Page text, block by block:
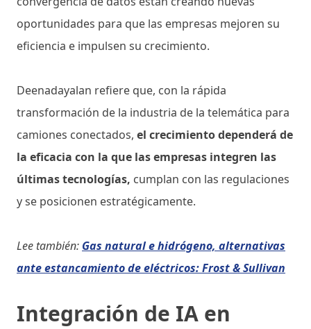
oportunidades para que las empresas mejoren su
eficiencia e impulsen su crecimiento.
Deenadayalan refiere que, con la rápida
transformación de la industria de la telemática para
camiones conectados, el crecimiento dependerá de
la eficacia con la que las empresas integren las
últimas tecnologías, cumplan con las regulaciones
y se posicionen estratégicamente.
Lee también: Gas natural e hidrógeno, alternativas
ante estancamiento de eléctricos: Frost & Sullivan
Integración de IA en